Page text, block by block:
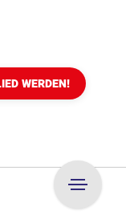
WERDEN!